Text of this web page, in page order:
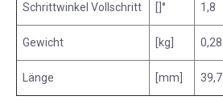
c
e
a
Schrittwinkel Vollschritt []° 1,8
Gewicht [kg] 0,28
Länge [mm] 39,7